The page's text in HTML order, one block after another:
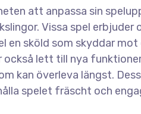
att anpassa sin
Vissa spel erbjuder
en sköld som skyddar mot
lett till nya
kan överleva längst.
spelet fräscht och